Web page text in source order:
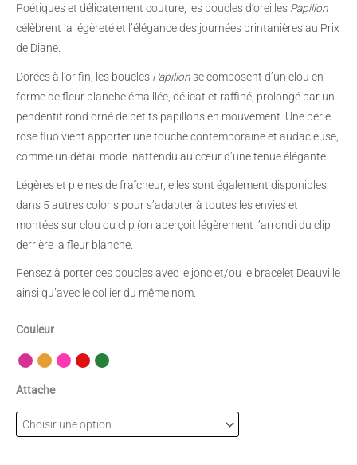
Poétiques et délicatement couture, les boucles d’oreilles Papillon
célèbrent la légèreté et l’élégance des journées printanières au Prix
de Diane.
Dorées à l’or fin, les boucles Papillonse composent d’un clou en
forme de fleur blanche émaillée, délicat et raffiné, prolongé par un
pendentif rond orné de petits papillons en mouvement. Une perle
rose fluo vient apporter une touche contemporaine et audacieuse,
comme un détail mode inattendu au cœur d’une tenue élégante.
Légères et pleines de fraîcheur, elles sont également disponibles
dans 5 autres coloris pour s’adapter à toutes les envies et
montées sur clou ou clip (on aperçoit légèrement l’arrondi du clip
derrière la fleur blanche.
Pensez à porter ces boucles avec le jonc et/ou le bracelet Deauville
ainsi qu’avec le collier du même nom.
Couleur
Attache